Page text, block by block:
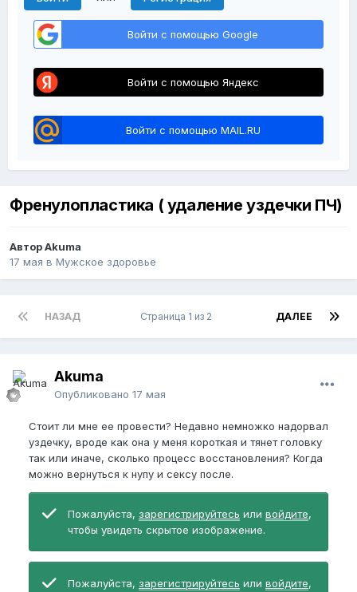
Войти с помощью Google
Войти с помощью Яндекс
Войти с помощью MAIL.RU
Френулопластика ( удаление уздечки ПЧ)
Автор Akuma
17 мая в Мужское здоровье
НАЗАД ДАЛЕЕ
Страница 1 из 2
Akuma
Опубликовано 17 мая
Стоит ли мне ее провести? Недавно немножко надорвал
уздечку, вроде как она у меня короткая и тянет головку
так или иначе, сколько процесс восстановления? Когда
можно вернуться к нупу и сексу после.
Пожалуйста, зарегистрируйтесь или войдите,
чтобы увидеть скрытое изображение.
Пожалуйста, зарегистрируйтесь или войдите,